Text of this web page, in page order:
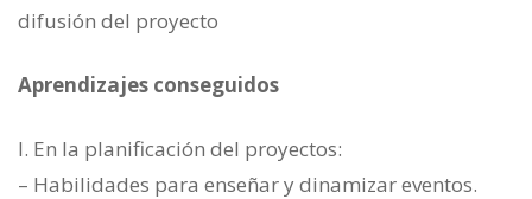
difusión del proyecto
Aprendizajes conseguidos
I. En la planificación del proyectos:
– Habilidades para enseñar y dinamizar eventos.